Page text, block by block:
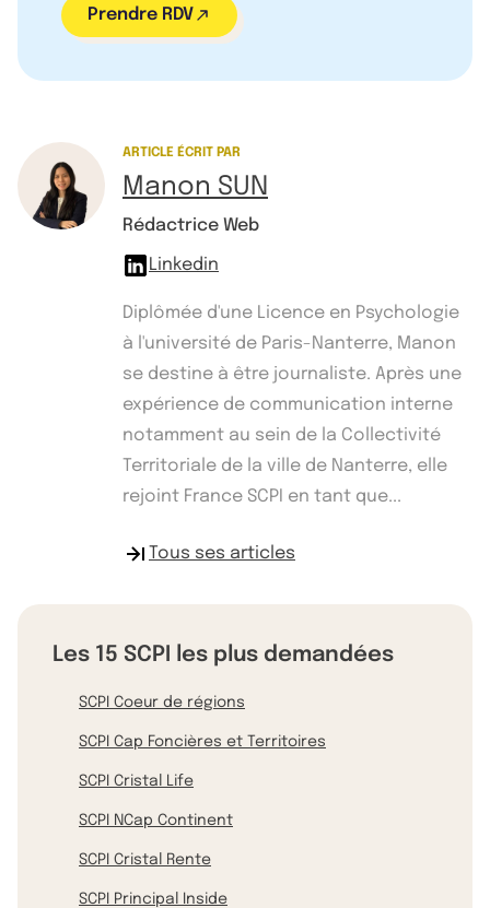
Prendre RDV
ARTICLE ÉCRIT PAR
Manon SUN
Rédactrice Web
Linkedin
Diplômée d'une Licence en Psychologie
à l'université de Paris-Nanterre, Manon
se destine à être journaliste. Après une
expérience de communication interne
notamment au sein de la Collectivité
Territoriale de la ville de Nanterre, elle
rejoint France SCPI en tant que...
Tous ses articles
Les 15 SCPI les plus demandées
SCPI Coeur de régions
SCPI Cap Foncières et Territoires
SCPI Cristal Life
SCPI NCap Continent
SCPI Cristal Rente
SCPI Principal Inside